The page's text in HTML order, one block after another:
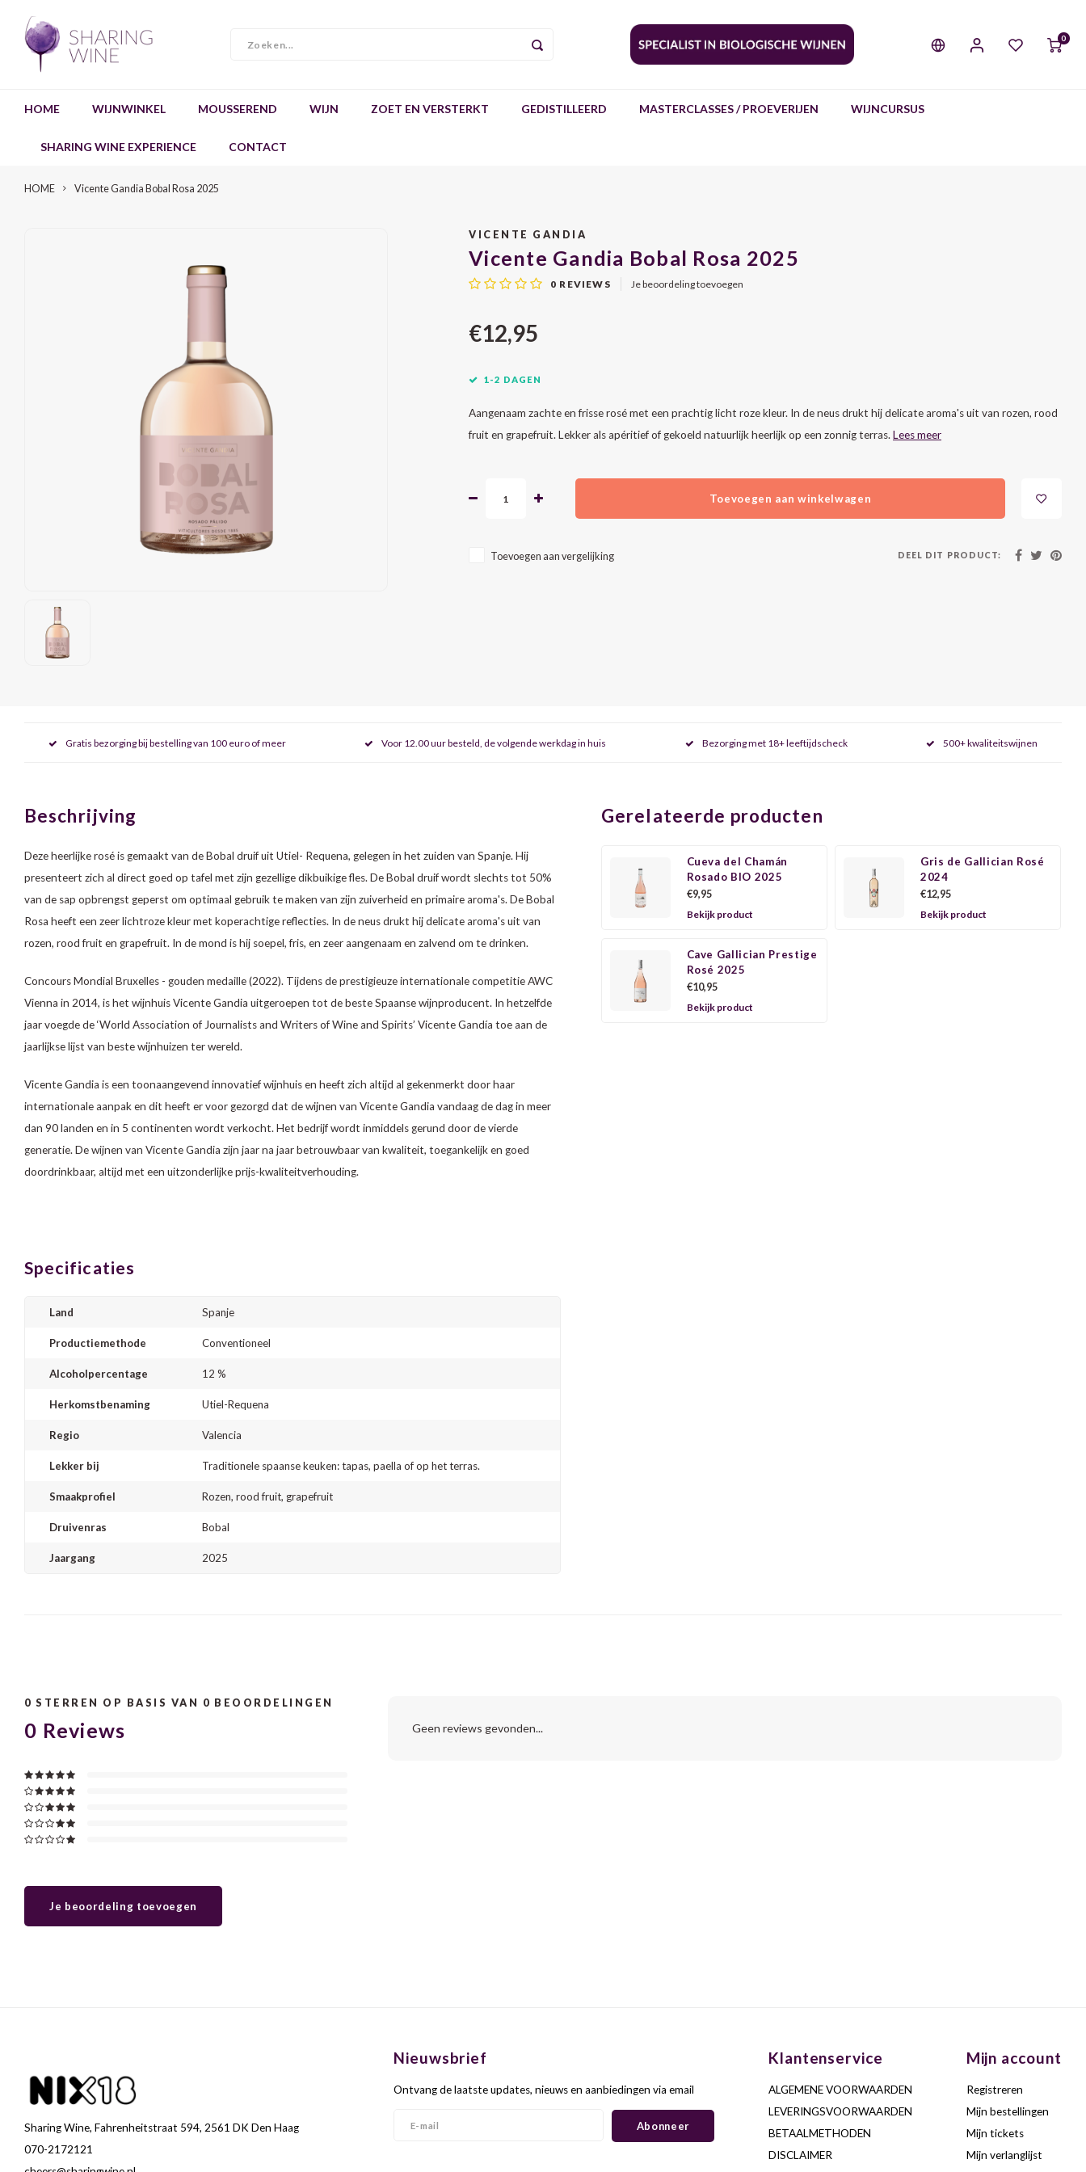
0
HOME WIJNWINKEL MOUSSEREND WIJN ZOET EN VERSTERKT GEDISTILLEERD MASTERCLASSES / PROEVERIJEN WIJNCURSUS
SHARING WINE EXPERIENCE CONTACT
HOME Vicente Gandia Bobal Rosa 2025
VICENTE GANDIA
Vicente Gandia Bobal Rosa 2025
0 REVIEWS Je beoordeling toevoegen
€12,95
1-2 DAGEN
Aangenaam zachte en frisse rosé met een prachtig licht roze kleur. In de neus drukt hij delicate aroma's uit van rozen, rood
fruit en grapefruit. Lekker als apéritief of gekoeld natuurlijk heerlijk op een zonnig terras. Lees meer
Toevoegen aan winkelwagen
Toevoegen aan vergelijking DEEL DIT PRODUCT:
Gratis bezorging bij bestelling van 100 euro of meer Voor 12.00 uur besteld, de volgende werkdag in huis Bezorging met 18+ leeftijdscheck 500+ kwaliteitswijnen
Beschrijving
Deze heerlijke rosé is gemaakt van de Bobal druif uit Utiel- Requena, gelegen in het zuiden van Spanje. Hij
presenteert zich al direct goed op tafel met zijn gezellige dikbuikige fles. De Bobal druif wordt slechts tot 50%
van de sap opbrengst geperst om optimaal gebruik te maken van zijn zuiverheid en primaire aroma's. De Bobal
Rosa heeft een zeer lichtroze kleur met koperachtige reflecties. In de neus drukt hij delicate aroma's uit van
rozen, rood fruit en grapefruit. In de mond is hij soepel, fris, en zeer aangenaam en zalvend om te drinken.
Concours Mondial Bruxelles - gouden medaille (2022). Tijdens de prestigieuze internationale competitie AWC
Vienna in 2014, is het wijnhuis Vicente Gandia uitgeroepen tot de beste Spaanse wijnproducent. In hetzelfde
jaar voegde de ‘World Association of Journalists and Writers of Wine and Spirits’ Vicente Gandía toe aan de
jaarlijkse lijst van beste wijnhuizen ter wereld.
Vicente Gandia is een toonaangevend innovatief wijnhuis en heeft zich altijd al gekenmerkt door haar
internationale aanpak en dit heeft er voor gezorgd dat de wijnen van Vicente Gandia vandaag de dag in meer
dan 90 landen en in 5 continenten wordt verkocht. Het bedrijf wordt inmiddels gerund door de vierde
generatie. De wijnen van Vicente Gandia zijn jaar na jaar betrouwbaar van kwaliteit, toegankelijk en goed
doordrinkbaar, altijd met een uitzonderlijke prijs-kwaliteitverhouding.
Specificaties
Land Spanje
Productiemethode Conventioneel
Alcoholpercentage 12 %
Herkomstbenaming Utiel-Requena
Regio Valencia
Lekker bij Traditionele spaanse keuken: tapas, paella of op het terras.
Smaakprofiel Rozen, rood fruit, grapefruit
Druivenras Bobal
Jaargang 2025
Gerelateerde producten
Cueva del Chamán
Rosado BIO 2025
€9,95
Bekijk product
Gris de Gallician Rosé
2024
€12,95
Bekijk product
Cave Gallician Prestige
Rosé 2025
€10,95
Bekijk product
0 STERREN OP BASIS VAN 0 BEOORDELINGEN
0 Reviews
Je beoordeling toevoegen
Geen reviews gevonden...
Sharing Wine, Fahrenheitstraat 594, 2561 DK Den Haag
070-2172121
Nieuwsbrief
Ontvang de laatste updates, nieuws en aanbiedingen via email
Abonneer
Klantenservice
ALGEMENE VOORWAARDEN
LEVERINGSVOORWAARDEN
BETAALMETHODEN
DISCLAIMER
Mijn account
Registreren
Mijn bestellingen
Mijn tickets
Mijn verlanglijst